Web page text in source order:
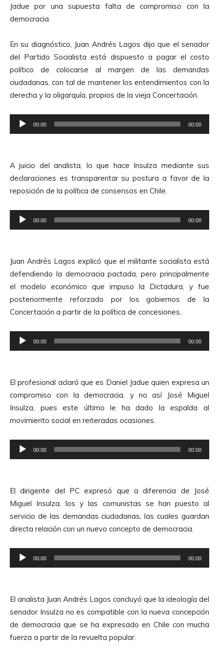
Jadue por una supuesta falta de compromiso con la
democracia.
En su diagnóstico, Juan Andrés Lagos dijo que el senador
del Partido Socialista está dispuesto a pagar el costo
político de colocarse al margen de las demandas
ciudadanas, con tal de mantener los entendimientos con la
derecha y la oligarquía, propios de la vieja Concertación.
e
o
d
u
c
d
e
A
u
d
00:00 00:00
A juicio del analista, lo que hace Insulza mediante sus
declaraciones es transparentar su postura a favor de la
reposición de la política de consensos en Chile.
e
o
d
u
c
t
o
A
u
d
i
00:00 00:00
Juan Andrés Lagos explicó que el militante socialista está
defendiendo la democracia pactada, pero principalmente
el modelo económico que impuso la Dictadura, y fue
posteriormente reforzado por los gobiernos de la
Concertación a partir de la política de concesiones.
e
o
d
u
c
t
e
A
u
d
00:00 00:00
El profesional aclaró que es Daniel Jadue quien expresa un
compromiso con la democracia, y no así José Miguel
Insulza, pues este último le ha dado la espalda al
movimiento social en reiteradas ocasiones.
e
o
d
u
c
t
e
A
u
d
00:00 00:00
El dirigente del PC expresó que a diferencia de José
Miguel Insulza, los y las comunistas se han puesto al
servicio de las demandas ciudadanas, las cuales guardan
directa relación con un nuevo concepto de democracia.
e
o
d
u
c
00:00 00:00
El analista Juan Andrés Lagos concluyó que la ideología del
senador Insulza no es compatible con la nueva concepción
de democracia que se ha expresado en Chile con mucha
fuerza a partir de la revuelta popular.